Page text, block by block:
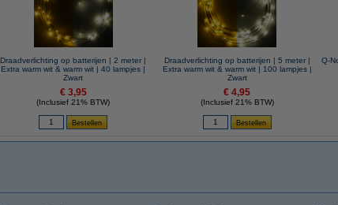
Draadverlichting op batterijen | 2 meter |
Extra warm wit & warm wit | 40 lampjes |
Zwart
€ 3,95
(Inclusief 21% BTW)
Draadverlichting op batterijen | 5 meter |
Extra warm wit & warm wit | 100 lampjes |
Zwart
€ 4,95
(Inclusief 21% BTW)
Q-